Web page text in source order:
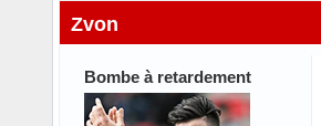
Zvon
Bombe à retardement